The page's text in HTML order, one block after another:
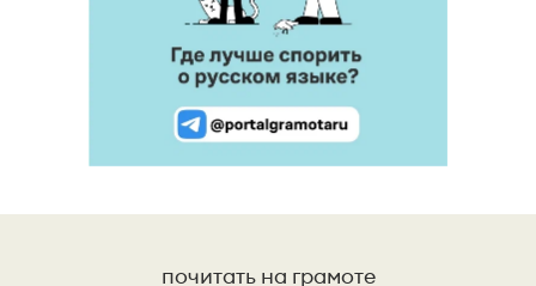
почитать на грамоте